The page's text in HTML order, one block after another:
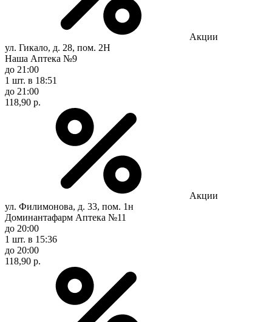
Акции
ул. Гикало, д. 28, пом. 2Н
Наша Аптека №9
до 21:00
1 шт. в 18:51
до 21:00
118,90 р.
Акции
ул. Филимонова, д. 33, пом. 1н
Доминантафарм Аптека №11
до 20:00
1 шт. в 15:36
до 20:00
118,90 р.